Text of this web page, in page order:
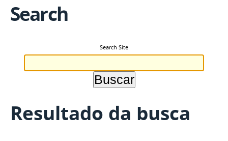
Search
Search Site
Resultado da busca